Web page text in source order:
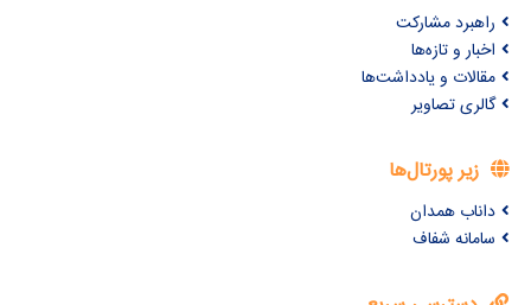
راهبرد مشارکت
اخبار و تازه‌ها
مقالات و یادداشت‌ها
گالری تصاویر
زیر پورتال‌ها
داناب همدان
سامانه شفاف